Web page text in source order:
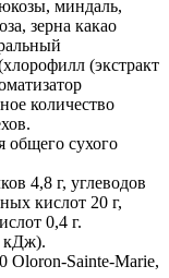
миндаль,
зерна какао
(экстракт
количество
общего сухого
4,8 г, углеводов
кислот 20 г,
0,4 г.
кДж).
Oloron-Sainte-Marie,